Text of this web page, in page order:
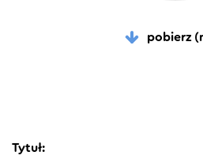
pobierz
Tytuł: